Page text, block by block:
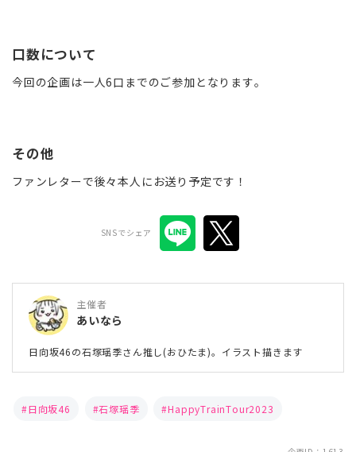
口数について
今回の企画は一人6口までのご参加となります。
その他
ファンレターで後々本人にお送り予定です！
SNSでシェア
主催者
あいなら
日向坂46の石塚瑶季さん推し(おひたま)。イラスト描きます
日向坂46 石塚瑶季 HappyTrainTour2023